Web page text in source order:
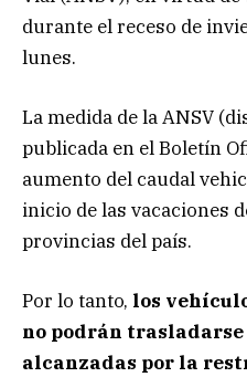
durante el receso de
lunes.
La medida de la ANSV
publicada en el Boletín
aumento del caudal
inicio de las vacaciones
provincias del país.
Por lo tanto, los
no podrán
alcanzadas por la